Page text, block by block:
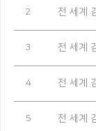
2 전 세계
3 전 세계
4 전 세계
5 전 세계